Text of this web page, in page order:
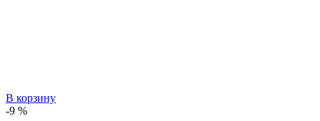
В корзину
-9 %